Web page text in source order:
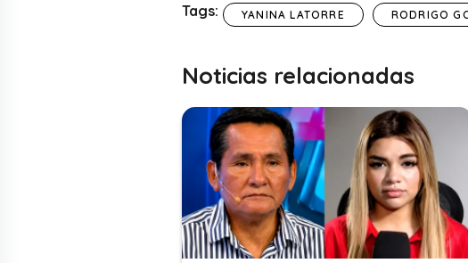
Tags: YANINA LATORRE RODRIGO
Noticias relacionadas